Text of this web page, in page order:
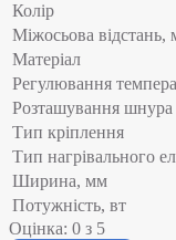
Колір
Міжосьова відстань,
Матеріал
Регулювання
Розташування шнура
Тип кріплення
Тип нагрівального
Ширина, мм
Потужність, вт
Оцінка: 0 з 5